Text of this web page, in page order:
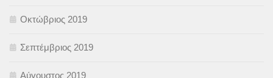
Οκτώβριος 2019
Σεπτέμβριος 2019
Αύγουστος 2019